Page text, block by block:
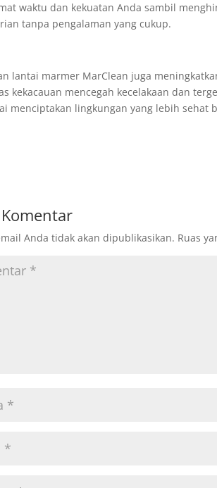
waktu dan kekuatan Anda sambil
tanpa pengalaman yang cukup.
lantai marmer MarClean juga
kekacauan mencegah kecelakaan dan
menciptakan lingkungan yang lebih sehat
Anda tidak akan dipublikasikan. Ruas